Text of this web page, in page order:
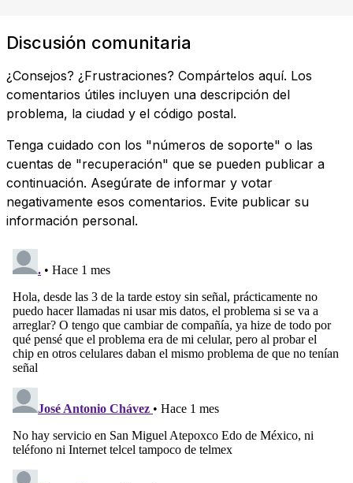
Discusión comunitaria
¿Consejos? ¿Frustraciones? Compártelos aquí. Los
comentarios útiles incluyen una descripción del
problema, la ciudad y el código postal.
Tenga cuidado con los "números de soporte" o las
cuentas de "recuperación" que se pueden publicar a
continuación. Asegúrate de informar y votar
negativamente esos comentarios. Evite publicar su
información personal.